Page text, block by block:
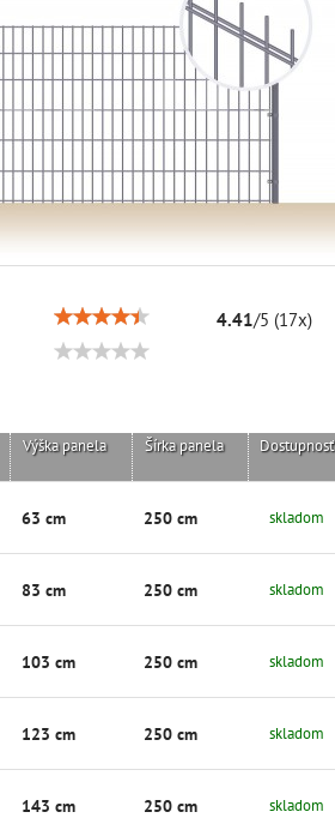
4.41/5 (17x)
Výška panela Šírka panela Dostupnosť
63 cm 250 cm skladom
83 cm 250 cm skladom
103 cm 250 cm skladom
123 cm 250 cm skladom
143 cm 250 cm skladom